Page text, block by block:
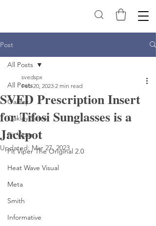
Post
All Posts
Oakley
Oakley Sutro
Pit Viper
Pit Viper The Original 2.0
Heat Wave Visual
Meta
Smith
Informative
All Posts
SVED Prescription Insert
for Tifosi Sunglasses is a
Jackpot
svedspx
Feb 20, 2023 2 min read
Updated: Mar 27, 2023